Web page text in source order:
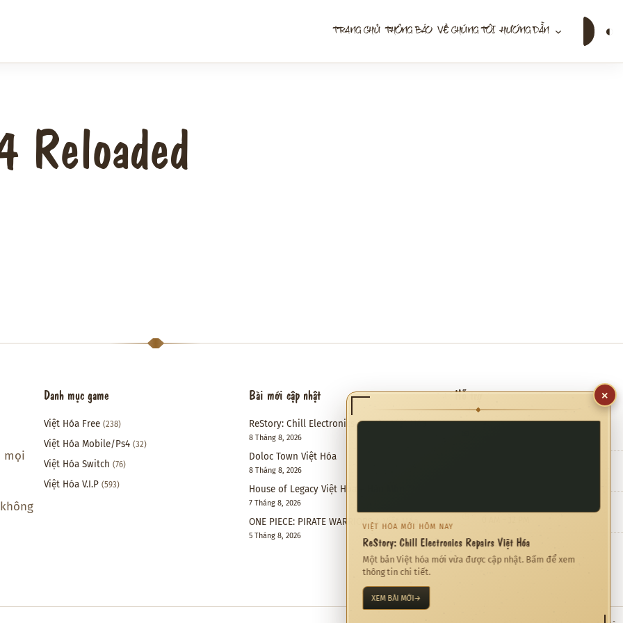
TRANG CHỦ THÔNG BÁO VỀ CHÚNG TÔI HƯỚNG DẪN
kiếm
◐
Reloaded
mọi
Danh mục game
Việt Hóa Free (238)
Việt Hóa Mobile/Ps4 (32)
Việt Hóa Switch (76)
Việt Hóa V.I.P (593)
Bài mới cập nhật
ReStory: Chill Electronics Repairs Việt Hóa
8 Tháng 8, 2026
Doloc Town Việt Hóa
8 Tháng 8, 2026
House of Legacy Việt Hóa – Hào Môn Thế Gia
7 Tháng 8, 2026
ONE PIECE: PIRATE WARRIORS 4 Việt Hóa
5 Tháng 8, 2026
Hỗ trợ
◷
×
◆
VIỆT HÓA MỚI HÔM NAY
ReStory: Chill Electronics Repairs Việt Hóa
Một bản Việt hóa mới vừa được cập nhật. Bấm để xem
thông tin chi tiết.
XEM BÀI MỚI→